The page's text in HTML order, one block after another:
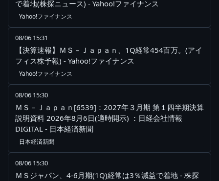
で着地(株探ニュース) - Yahoo!ファイナンス
Yahoo!ファイナンス
08/06 15:31
【決算速報】ＭＳ－Ｊａｐａｎ、1Q経常454百万。(アイ
フィス株予報) - Yahoo!ファイナンス
Yahoo!ファイナンス
08/06 15:30
ＭＳ－Ｊａｐａｎ[6539]：2027年３月期 第１四半期決算
説明資料 2026年8月6日(適時開示) ：日経会社情報
DIGITAL - 日本経済新聞
日本経済新聞
08/06 15:30
ＭＳジャパン、4-6月期(1Q)経常は3％減益で着地 - 株探